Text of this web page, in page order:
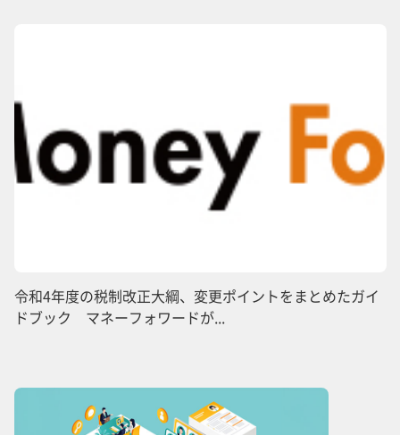
令和4年度の税制改正大綱、変更ポイントをまとめたガイ
ドブック マネーフォワードが...